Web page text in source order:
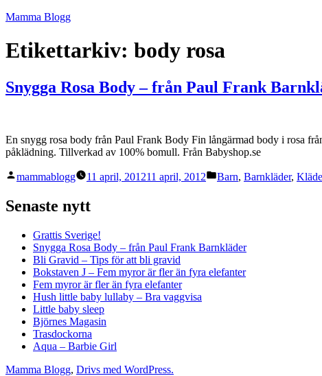
Hoppa
innehåll
Mamma Blogg
Etikettarkiv: body rosa
Snygga Rosa Body – från Paul Frank
En snygg rosa body från Paul Frank Body Fin långärmad body i rosa
påklädning. Tillverkad av 100% bomull. Från Babyshop.se
Publicerat
mammablogg 11 april, 201211 april, 2012
Publicerat
Barn, Barnkläder,
Senaste nytt
Grattis Sverige!
Snygga Rosa Body – från Paul Frank Barnkläder
Bli Gravid – Tips för att bli gravid
Bokstaven J – Fem myror är fler än fyra elefanter
Fem myror är fler än fyra elefanter
Hush little baby lullaby – Bra vaggvisa
Little baby sleep
Björnes Magasin
Trasdockorna
Aqua – Barbie Girl
Mamma Blogg, Drivs med WordPress.